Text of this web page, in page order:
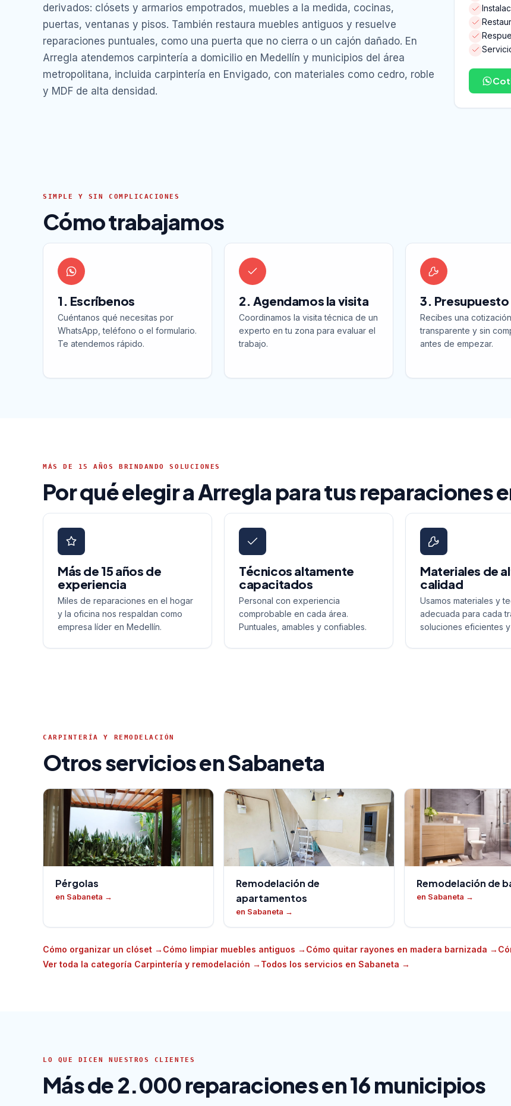
derivados: clósets y armarios empotrados, muebles a la medida, cocinas,
puertas, ventanas y pisos. También restaura muebles antiguos y resuelve
reparaciones puntuales, como una puerta que no cierra o un cajón dañado. En
Arregla atendemos carpintería a domicilio en Medellín y municipios del área
metropolitana, incluida carpintería en Envigado, con materiales como cedro, roble
y MDF de alta densidad.
SIMPLE Y SIN COMPLICACIONES
Cómo trabajamos
1. Escríbenos
Cuéntanos qué necesitas por
WhatsApp, teléfono o el formulario.
Te atendemos rápido.
2. Agendamos la visita
Coordinamos la visita técnica de un
experto en tu zona para evaluar el
trabajo.
3.
Recibes una cotización
transparente y sin
antes de empezar.
MÁS DE 15 AÑOS BRINDANDO SOLUCIONES
Por qué elegir a Arregla para tus reparaciones
Más de 15 años de
experiencia
Miles de reparaciones en el hogar
y la oficina nos respaldan como
empresa líder en Medellín.
Técnicos altamente
capacitados
Personal con experiencia
comprobable en cada área.
Puntuales, amables y confiables.
Materiales de
calidad
Usamos materiales y
adecuada para cada
soluciones eficientes
CARPINTERÍA Y REMODELACIÓN
Otros servicios en Sabaneta
Pérgolas
en Sabaneta →
Remodelación de
apartamentos
en Sabaneta →
Remodelación de
en Sabaneta →
Cómo organizar un clóset → Cómo limpiar muebles antiguos → Cómo quitar rayones en madera barnizada →
Ver toda la categoría Carpintería y remodelación → Todos los servicios en Sabaneta →
LO QUE DICEN NUESTROS CLIENTES
Más de 2.000 reparaciones en 16 municipios